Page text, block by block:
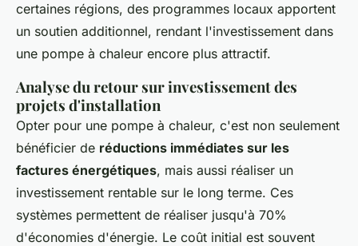
certaines régions, des programmes locaux apportent
un soutien additionnel, rendant l'investissement dans
une pompe à chaleur encore plus attractif.
Analyse du retour sur investissement des
projets d'installation
Opter pour une pompe à chaleur, c'est non seulement
bénéficier de réductions immédiates sur les
factures énergétiques, mais aussi réaliser un
investissement rentable sur le long terme. Ces
systèmes permettent de réaliser jusqu'à 70%
d'économies d'énergie. Le coût initial est souvent